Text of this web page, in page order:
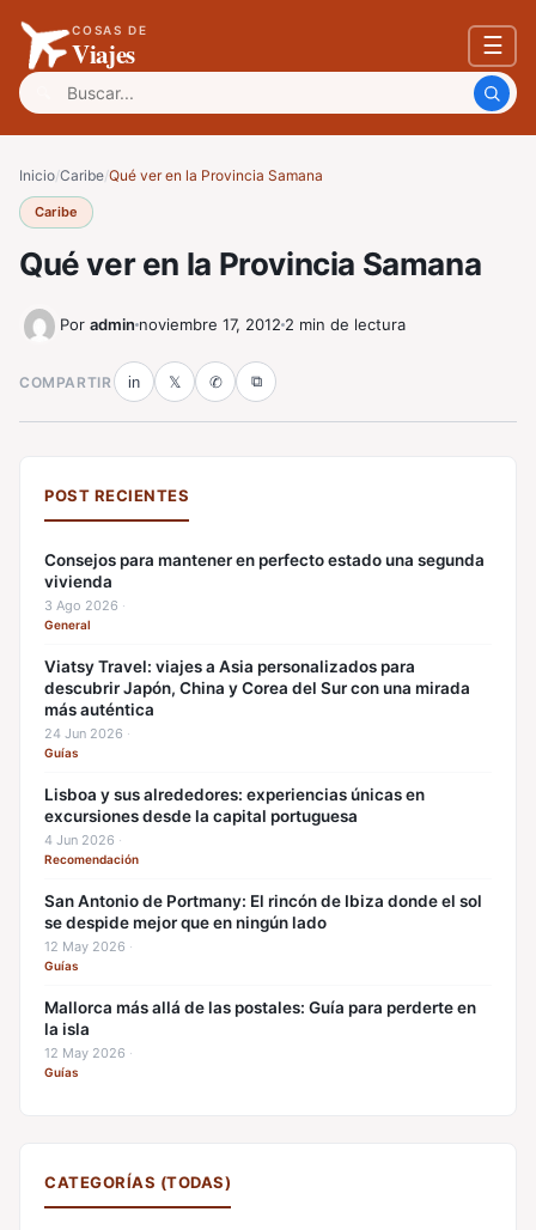
COSAS DE
Viajes ☰
Buscar:
Inicio/Caribe/Qué ver en la Provincia Samana
Caribe
Qué ver en la Provincia Samana
Por admin noviembre 17, 2012 2 min de lectura
COMPARTIR in 𝕏 ✆ ⧉
POST RECIENTES
Consejos para mantener en perfecto estado una segunda
vivienda
3 Ago 2026 ·
General
Viatsy Travel: viajes a Asia personalizados para
descubrir Japón, China y Corea del Sur con una mirada
más auténtica
24 Jun 2026 ·
Guías
Lisboa y sus alrededores: experiencias únicas en
excursiones desde la capital portuguesa
4 Jun 2026 ·
Recomendación
San Antonio de Portmany: El rincón de Ibiza donde el sol
se despide mejor que en ningún lado
12 May 2026 ·
Guías
Mallorca más allá de las postales: Guía para perderte en
la isla
12 May 2026 ·
Guías
CATEGORÍAS (TODAS)